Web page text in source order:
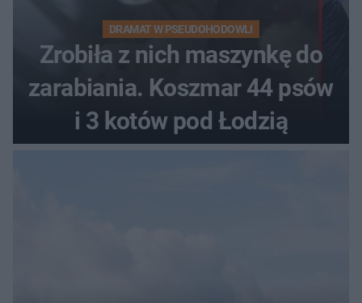
DRAMAT W PSEUDOHODOWLI
Zrobiła z nich maszynkę do
zarabiania. Koszmar 44 psów
i 3 kotów pod Łodzią